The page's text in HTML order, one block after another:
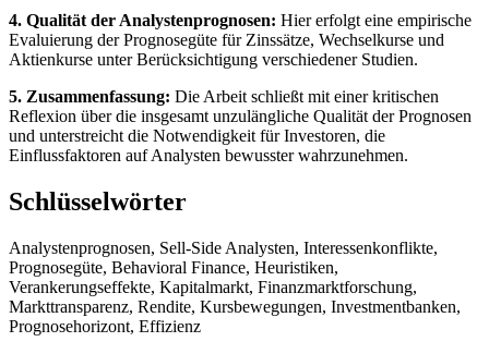
4. Qualität der Analystenprognosen: Hier erfolgt eine empirische
Evaluierung der Prognosegüte für Zinssätze, Wechselkurse und
Aktienkurse unter Berücksichtigung verschiedener Studien.
5. Zusammenfassung: Die Arbeit schließt mit einer kritischen
Reflexion über die insgesamt unzulängliche Qualität der Prognosen
und unterstreicht die Notwendigkeit für Investoren, die
Einflussfaktoren auf Analysten bewusster wahrzunehmen.
Schlüsselwörter
Analystenprognosen, Sell-Side Analysten, Interessenkonflikte,
Prognosegüte, Behavioral Finance, Heuristiken,
Verankerungseffekte, Kapitalmarkt, Finanzmarktforschung,
Markttransparenz, Rendite, Kursbewegungen, Investmentbanken,
Prognosehorizont, Effizienz